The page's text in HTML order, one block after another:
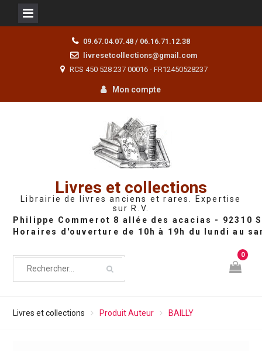
09.67.04.07.48 / 06.16.71.12.38
livresetcollections@gmail.com
RCS 450 528 237 00016 - FR12450528237
Mon compte
Livres et collections
Librairie de livres anciens et rares. Expertise
sur R.V.
0
Livres et collections Produit Auteur BAILLY